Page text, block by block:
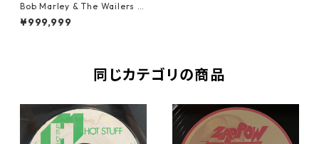
Bob Marley & The Wailers -
Buffalo Soldier【7-10959】
¥999,999
同じカテゴリの商品